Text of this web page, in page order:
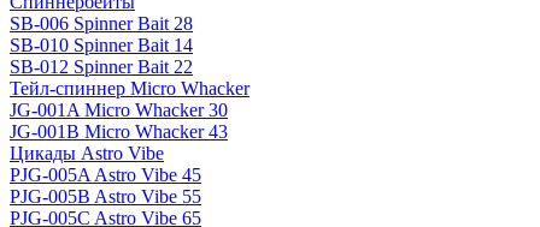
SB-006 Spinner Bait 28
SB-010 Spinner Bait 14
SB-012 Spinner Bait 22
Тейл-спиннер Micro Whacker
JG-001A Micro Whacker 30
JG-001B Micro Whacker 43
Цикады Astro Vibe
PJG-005A Astro Vibe 45
PJG-005B Astro Vibe 55
PJG-005C Astro Vibe 65